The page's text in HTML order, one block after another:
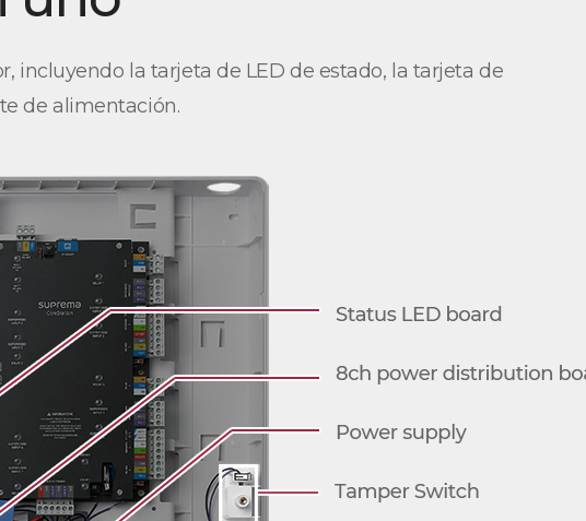
incluyendo la tarjeta de LED de estado, la tarjeta de
de alimentación.